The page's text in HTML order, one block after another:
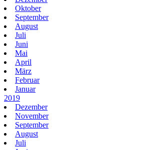
Oktober
September
August
Juli
Juni
Mai
April
März
Februar
Januar
2019
Dezember
November
September
August
Juli